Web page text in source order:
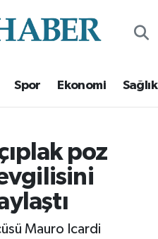
Spor Ekonomi Sağlık
poz
Mauro Icardi
ve Fikstür